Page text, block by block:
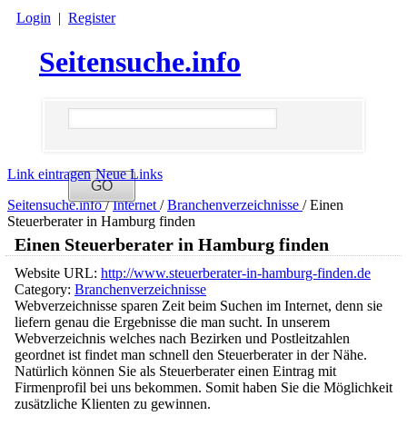
Login | Register
Seitensuche.info
Link eintragen Neue Links
Seitensuche.info/ Internet / Branchenverzeichnisse / Einen
Steuerberater in Hamburg finden
Einen Steuerberater in Hamburg finden
Website URL: http://www.steuerberater-in-hamburg-finden.de
Category: Branchenverzeichnisse
Webverzeichnisse sparen Zeit beim Suchen im Internet, denn sie
liefern genau die Ergebnisse die man sucht. In unserem
Webverzeichnis welches nach Bezirken und Postleitzahlen
geordnet ist findet man schnell den Steuerberater in der Nähe.
Natürlich können Sie als Steuerberater einen Eintrag mit
Firmenprofil bei uns bekommen. Somit haben Sie die Möglichkeit
zusätzliche Klienten zu gewinnen.